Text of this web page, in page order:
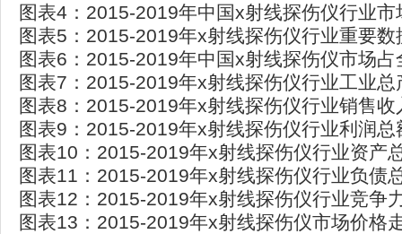
图表4：2015-2019年中国x射线探伤仪行业市
图表5：2015-2019年x射线探伤仪行业重要数
图表6：2015-2019年中国x射线探伤仪市场占
图表7：2015-2019年x射线探伤仪行业工业总
图表8：2015-2019年x射线探伤仪行业销售收
图表9：2015-2019年x射线探伤仪行业利润总
图表10：2015-2019年x射线探伤仪行业资产
图表11：2015-2019年x射线探伤仪行业负债
图表12：2015-2019年x射线探伤仪行业竞争
图表13：2015-2019年x射线探伤仪市场价格